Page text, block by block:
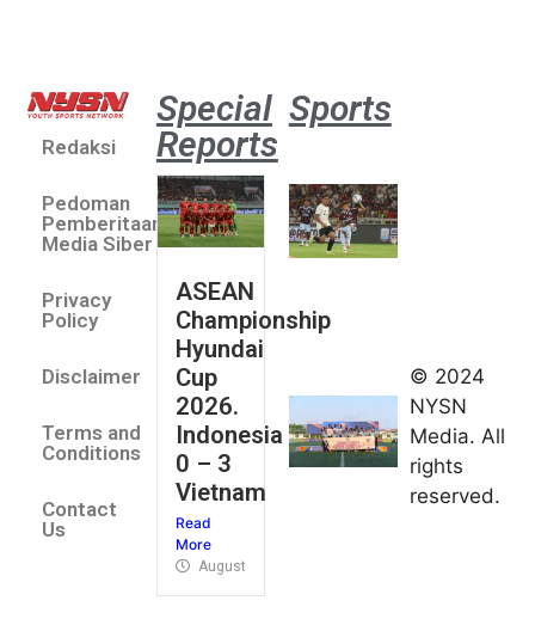
Redaksi
Pedoman
Pemberitaan
Media Siber
Privacy
Policy
Disclaimer
Terms and
Conditions
Contact
Us
Special
Reports
ASEAN
Championship
Hyundai
Cup
2026.
Indonesia
0 – 3
Vietnam
Read
More
August 4, 2026
Sports
umum
Kejurnas
Panahan
Junior di
Kudus
© 2024
NYSN
Media. All
rights
reserved.